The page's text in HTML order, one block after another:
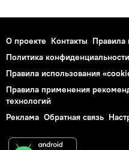
О проекте Контакты Правила
Политика конфиденциальности
Правила использования
Правила применения
технологий
Реклама Обратная связь